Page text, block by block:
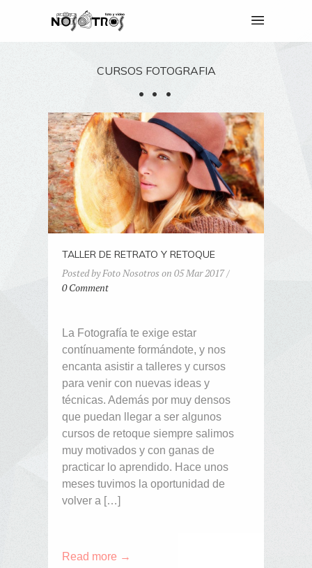
CURSOS FOTOGRAFIA
TALLER DE RETRATO Y RETOQUE
Posted by Foto Nosotros on 05 Mar 2017 /
0 Comment
La Fotografía te exige estar
contínuamente formándote, y nos
encanta asistir a talleres y cursos
para venir con nuevas ideas y
técnicas. Además por muy densos
que puedan llegar a ser algunos
cursos de retoque siempre salimos
muy motivados y con ganas de
practicar lo aprendido. Hace unos
meses tuvimos la oportunidad de
volver a […]
Read more →